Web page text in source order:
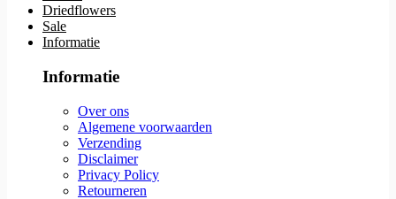
Driedflowers
Sale
Informatie
Informatie
Over ons
Algemene voorwaarden
Verzending
Disclaimer
Privacy Policy
Retourneren